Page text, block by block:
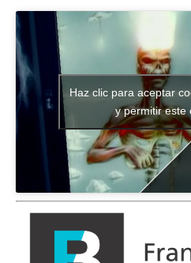
Haz clic para aceptar
y permitir este